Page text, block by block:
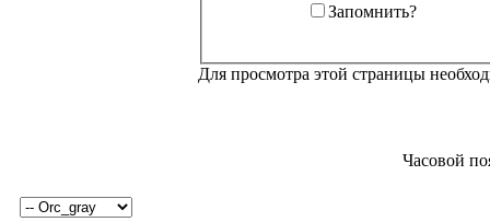
Запомнить?
Для просмотра этой страницы
Часовой